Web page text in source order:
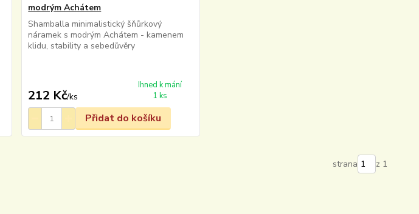
modrým Achátem
Shamballa minimalistický šňůrkový
náramek s modrým Achátem - kamenem
klidu, stability a sebedůvěry
212 Kč/ks
Ihned k mání
1 ks
Přidat do košíku
strana z 1